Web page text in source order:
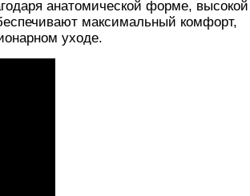
анатомической форме, высокой
максимальный комфорт,
уходе.